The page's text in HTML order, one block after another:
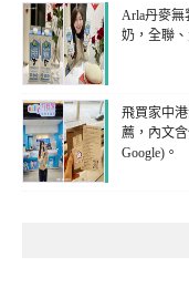
Arla丹麥
奶，全聯
飛買家中
薦，內文
Google)。